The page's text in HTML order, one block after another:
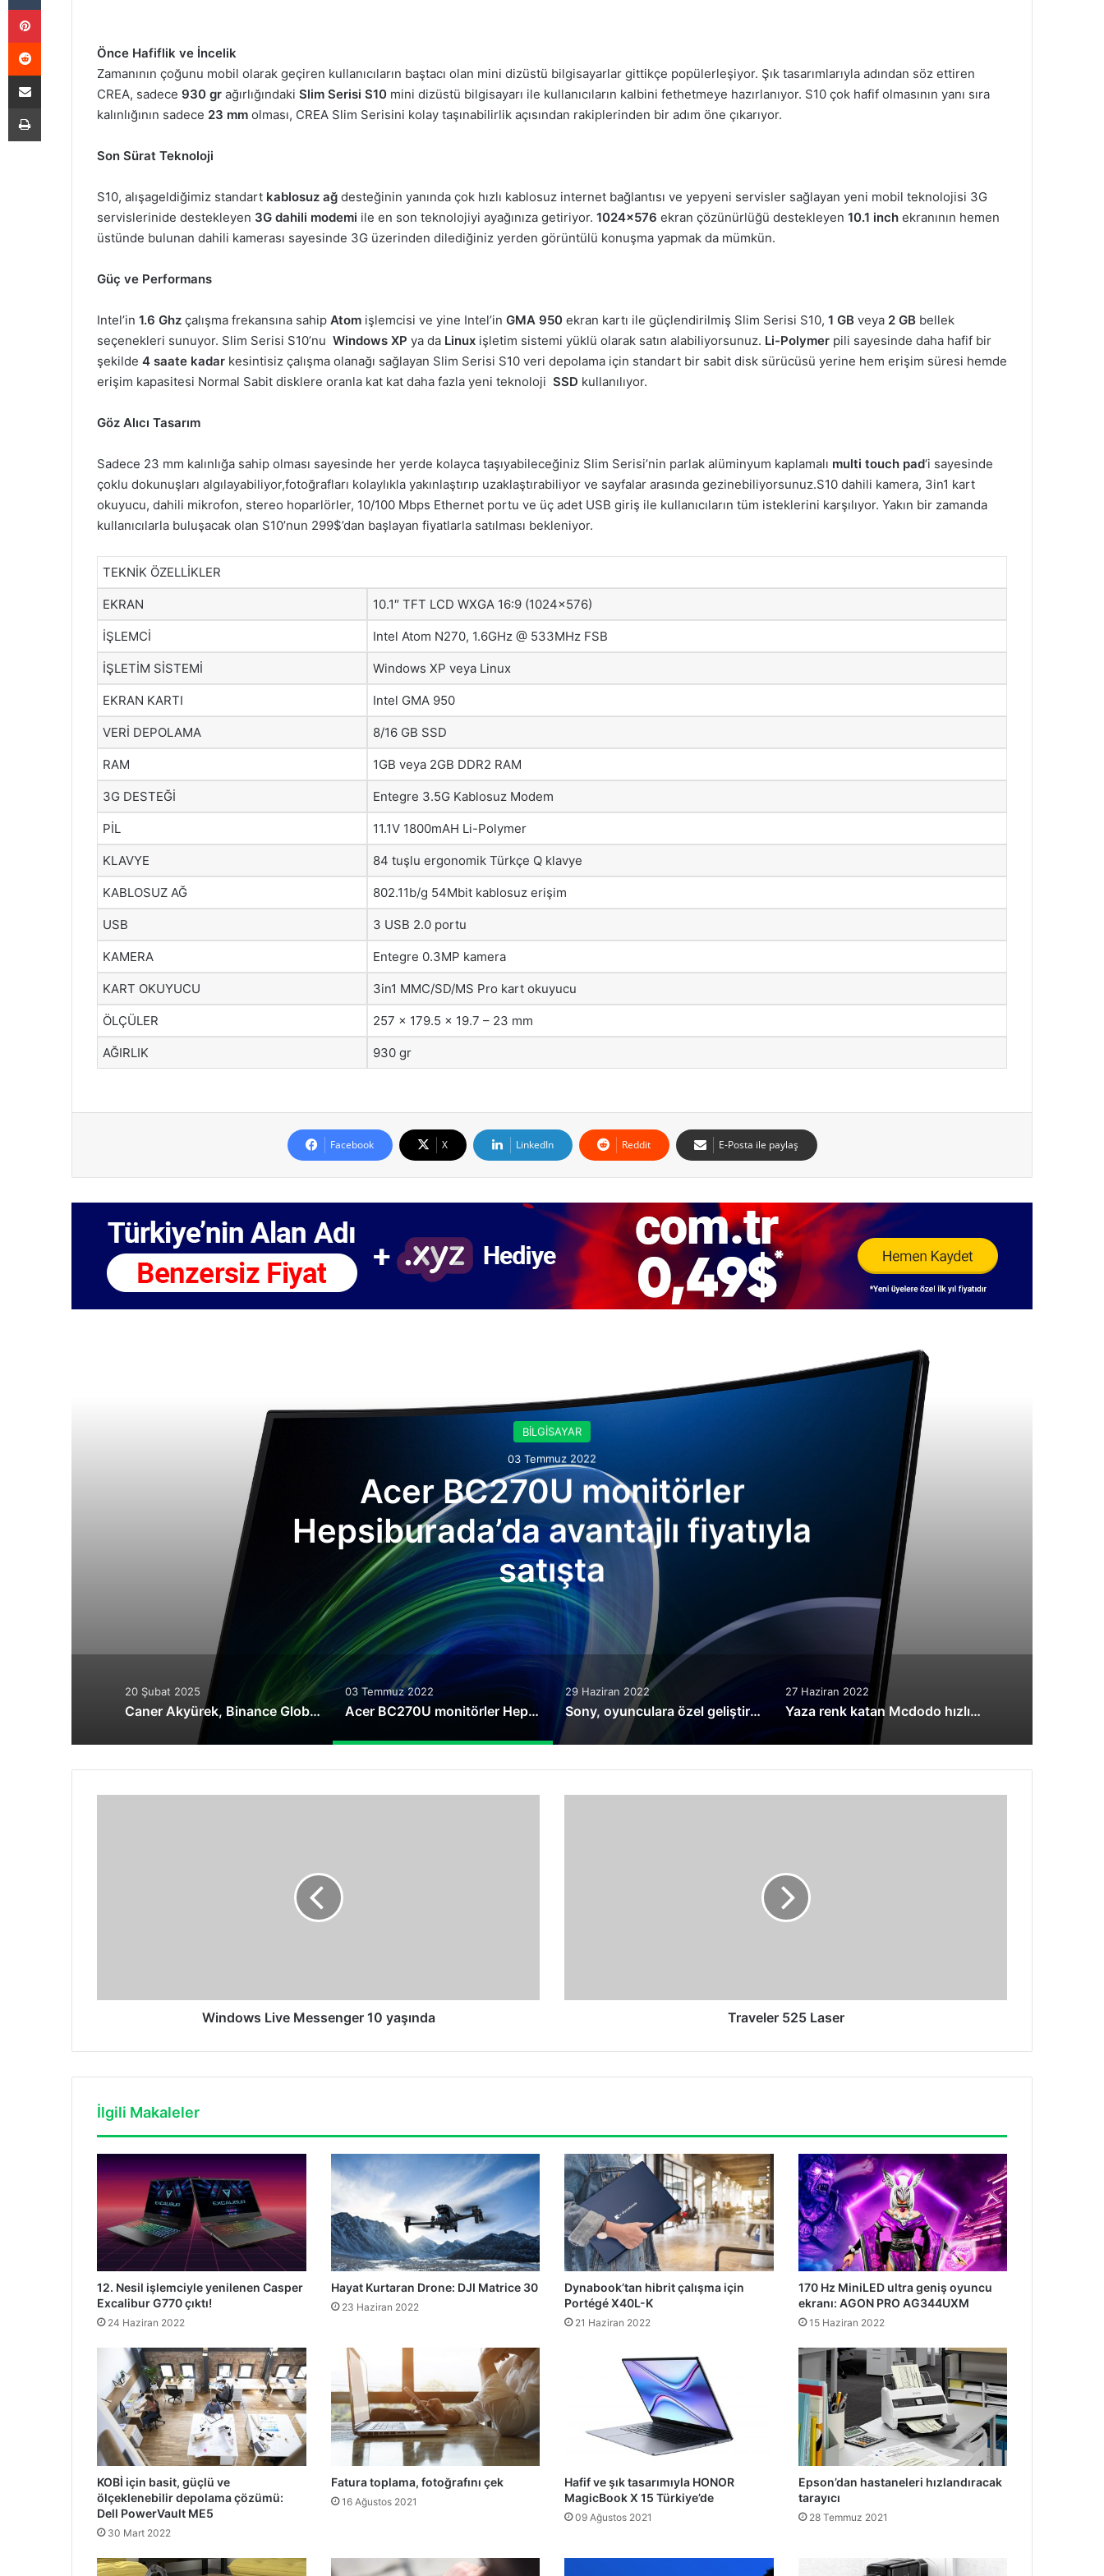
Önce Hafiflik ve İncelik
Zamanının çoğunu mobil olarak geçiren kullanıcıların baştacı olan mini dizüstü bilgisayarlar gittikçe popülerleşiyor. Şık tasarımlarıyla adından söz ettiren
CREA, sadece 930 gr ağırlığındaki Slim Serisi S10 mini dizüstü bilgisayarı ile kullanıcıların kalbini fethetmeye hazırlanıyor. S10 çok hafif olmasının yanı sıra
kalınlığının sadece 23 mm olması, CREA Slim Serisini kolay taşınabilirlik açısından rakiplerinden bir adım öne çıkarıyor.
Son Sürat Teknoloji
S10, alışageldiğimiz standart kablosuz ağ desteğinin yanında çok hızlı kablosuz internet bağlantısı ve yepyeni servisler sağlayan yeni mobil teknolojisi 3G
servislerinide destekleyen 3G dahili modemi ile en son teknolojiyi ayağınıza getiriyor. 1024×576 ekran çözünürlüğü destekleyen 10.1 inch ekranının hemen
üstünde bulunan dahili kamerası sayesinde 3G üzerinden dilediğiniz yerden görüntülü konuşma yapmak da mümkün.
Güç ve Performans
Intel’in 1.6 Ghz çalışma frekansına sahip Atom işlemcisi ve yine Intel’in GMA 950 ekran kartı ile güçlendirilmiş Slim Serisi S10, 1 GB veya 2 GB bellek
seçenekleri sunuyor. Slim Serisi S10’nu Windows XP ya da Linux işletim sistemi yüklü olarak satın alabiliyorsunuz. Li-Polymer pili sayesinde daha hafif bir
şekilde 4 saate kadar kesintisiz çalışma olanağı sağlayan Slim Serisi S10 veri depolama için standart bir sabit disk sürücüsü yerine hem erişim süresi hemde
erişim kapasitesi Normal Sabit disklere oranla kat kat daha fazla yeni teknoloji SSD kullanılıyor.
Göz Alıcı Tasarım
Sadece 23 mm kalınlığa sahip olması sayesinde her yerde kolayca taşıyabileceğiniz Slim Serisi’nin parlak alüminyum kaplamalı multi touch pad‘i sayesinde
çoklu dokunuşları algılayabiliyor,fotoğrafları kolaylıkla yakınlaştırıp uzaklaştırabiliyor ve sayfalar arasında gezinebiliyorsunuz.S10 dahili kamera, 3in1 kart
okuyucu, dahili mikrofon, stereo hoparlörler, 10/100 Mbps Ethernet portu ve üç adet USB giriş ile kullanıcıların tüm isteklerini karşılıyor. Yakın bir zamanda
kullanıcılarla buluşacak olan S10’nun 299$’dan başlayan fiyatlarla satılması bekleniyor.
TEKNİK ÖZELLİKLER
EKRAN 10.1″ TFT LCD WXGA 16:9 (1024×576)
İŞLEMCİ Intel Atom N270, 1.6GHz @ 533MHz FSB
İŞLETİM SİSTEMİ Windows XP veya Linux
EKRAN KARTI Intel GMA 950
VERİ DEPOLAMA 8/16 GB SSD
RAM 1GB veya 2GB DDR2 RAM
3G DESTEĞİ Entegre 3.5G Kablosuz Modem
PİL 11.1V 1800mAH Li-Polymer
KLAVYE 84 tuşlu ergonomik Türkçe Q klavye
KABLOSUZ AĞ 802.11b/g 54Mbit kablosuz erişim
USB 3 USB 2.0 portu
KAMERA Entegre 0.3MP kamera
KART OKUYUCU 3in1 MMC/SD/MS Pro kart okuyucu
ÖLÇÜLER 257 x 179.5 x 19.7 – 23 mm
AĞIRLIK 930 gr
Facebook X LinkedIn Reddit E-Posta ile paylaş
BİLGİSAYAR
03 Temmuz 2022
Acer BC270U monitörler
Hepsiburada’da avantajlı fiyatıyla
satışta
20 Şubat 2025
Caner Akyürek, Binance Global Özel İnceleme Birimi Uzmanı Olarak Atandı
03 Temmuz 2022
Acer BC270U monitörler Hepsiburada’da avantajlı fiyatıyla satışta
29 Haziran 2022
Sony, oyunculara özel geliştirdiği INZONE markasını duyurdu
27 Haziran 2022
Yaza renk katan Mcdodo hızlı şarj kabloları
Windows Live Messenger 10 yaşında Traveler 525 Laser
İlgili Makaleler
12. Nesil işlemciyle yenilenen Casper
Excalibur G770 çıktı!
24 Haziran 2022
Hayat Kurtaran Drone: DJI Matrice 30
23 Haziran 2022
Dynabook’tan hibrit çalışma için
Portégé X40L-K
21 Haziran 2022
170 Hz MiniLED ultra geniş oyuncu
ekranı: AGON PRO AG344UXM
15 Haziran 2022
KOBİ için basit, güçlü ve
ölçeklenebilir depolama çözümü:
Dell PowerVault ME5
30 Mart 2022
Fatura toplama, fotoğrafını çek
16 Ağustos 2021
Hafif ve şık tasarımıyla HONOR
MagicBook X 15 Türkiye’de
09 Ağustos 2021
Epson’dan hastaneleri hızlandıracak
tarayıcı
28 Temmuz 2021
Pinterest
Reddit
E-Posta ile paylaş